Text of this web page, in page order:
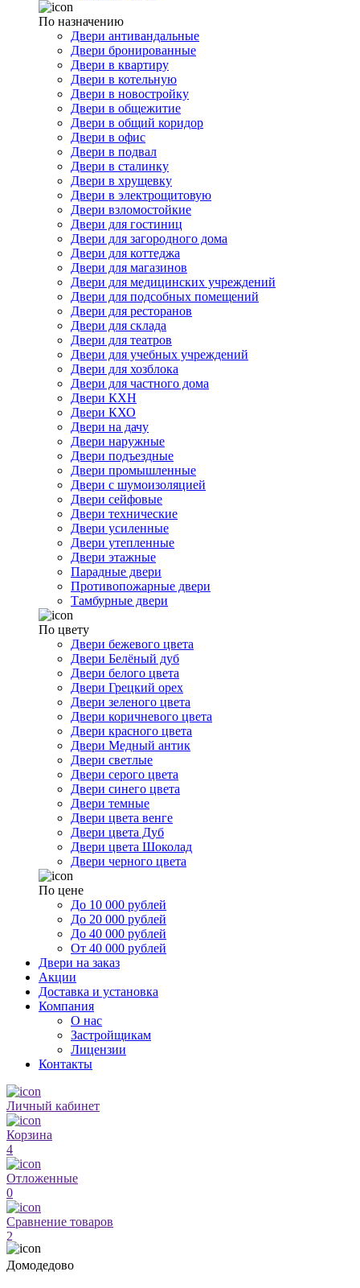
По назначению
Двери антивандальные
Двери бронированные
Двери в квартиру
Двери в котельную
Двери в новостройку
Двери в общежитие
Двери в общий коридор
Двери в офис
Двери в подвал
Двери в сталинку
Двери в хрущевку
Двери в электрощитовую
Двери взломостойкие
Двери для гостиниц
Двери для загородного дома
Двери для коттеджа
Двери для магазинов
Двери для медицинских учреждений
Двери для подсобных помещений
Двери для ресторанов
Двери для склада
Двери для театров
Двери для учебных учреждений
Двери для хозблока
Двери для частного дома
Двери КХН
Двери КХО
Двери на дачу
Двери наружные
Двери подъездные
Двери промышленные
Двери с шумоизоляцией
Двери сейфовые
Двери технические
Двери усиленные
Двери утепленные
Двери этажные
Парадные двери
Противопожарные двери
Тамбурные двери
По цвету
Двери бежевого цвета
Двери Белёный дуб
Двери белого цвета
Двери Грецкий орех
Двери зеленого цвета
Двери коричневого цвета
Двери красного цвета
Двери Медный антик
Двери светлые
Двери серого цвета
Двери синего цвета
Двери темные
Двери цвета венге
Двери цвета Дуб
Двери цвета Шоколад
Двери черного цвета
По цене
До 10 000 рублей
До 20 000 рублей
До 40 000 рублей
От 40 000 рублей
Двери на заказ
Акции
Доставка и установка
Компания
О нас
Застройщикам
Лицензии
Контакты
Личный кабинет
Корзина
4
Отложенные
0
Сравнение товаров
2
Домодедово